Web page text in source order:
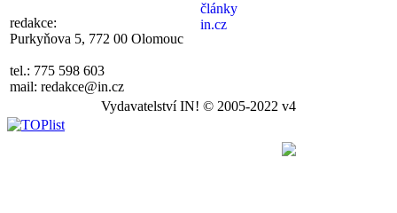
redakce:
Purkyňova 5, 772 00 Olomouc
tel.: 775 598 603
mail: redakce@in.cz
Vydavatelství IN! © 2005-2022 v4